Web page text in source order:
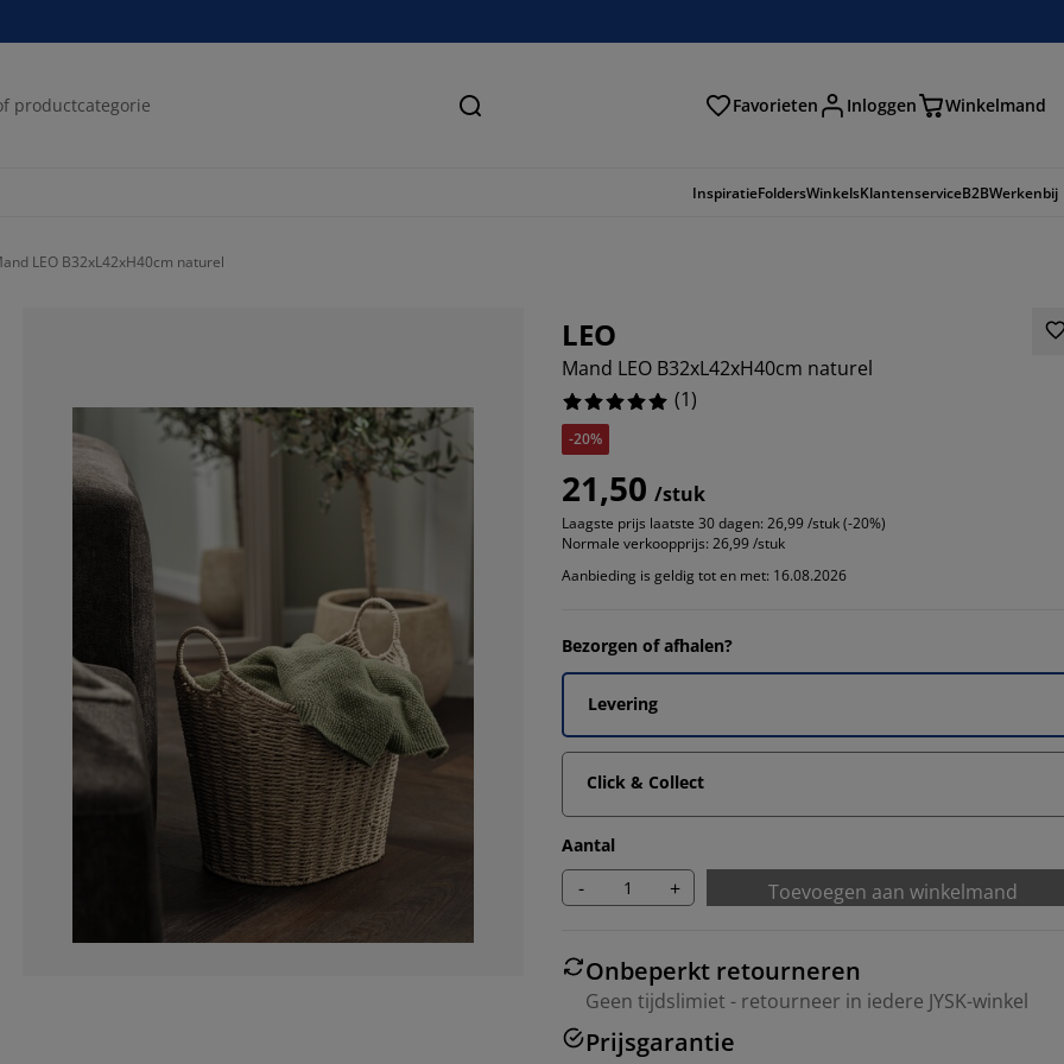
Zoeken Favorieten Inloggen Winkelmand
InspiratieFoldersWinkelsKlantenserviceB2BWerkenbij
LEO B32xL42xH40cm naturel
LEO
Mand LEO B32xL42xH40cm naturel
(1)
-20%
21,50 /stuk
Laagste prijs laatste 30 dagen: 26,99 /stuk (-20%)
Normale verkoopprijs: 26,99 /stuk
Aanbieding is geldig tot en met: 16.08.2026
Bezorgen of afhalen?
Levering
Click & Collect
Aantal
- + Toevoegen aan winkelmand
Onbeperkt retourneren
Geen tijdslimiet - retourneer in iedere JYSK-winkel
Prijsgarantie